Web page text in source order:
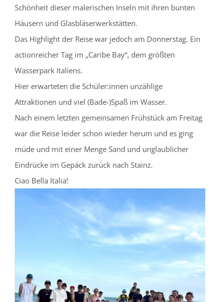
Schönheit dieser malerischen Inseln mit ihren bunten
Häusern und Glasbläserwerkstätten.
Das Highlight der Reise war jedoch am Donnerstag. Ein
actionreicher Tag im „Caribe Bay“, dem größten
Wasserpark Italiens.
Hier erwarteten die Schüler:innen unzählige
Attraktionen und viel (Bade-)Spaß im Wasser.
Nach einem letzten gemeinsamen Frühstück am Freitag
war die Reise leider schon wieder herum und es ging
müde und mit einer Menge Sand und unglaublicher
Eindrücke im Gepäck zurück nach Stainz.
Ciao Bella Italia!